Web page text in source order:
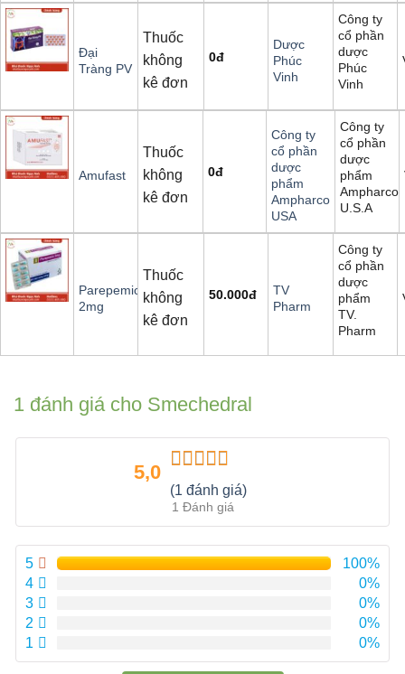
Đại
Tràng PV
Thuốc
không
kê đơn
0đ
Dược
Phúc
Vinh
Công ty
cổ phần
dược
Phúc
Vinh
Amufast
Thuốc
không
kê đơn
0đ
Công ty
cổ phần
dược
phẩm
Ampharco
USA
Công ty
cổ phần
dược
phẩm
Ampharco
U.S.A
Parepemic
2mg
Thuốc
không
kê đơn
50.000đ
TV
Pharm
Công ty
cổ phần
dược
phẩm
TV.
Pharm
1 đánh giá cho Smechedral
5,0
Được xếp
hạng 5.00
sao
(1 đánh giá)
1 Đánh giá
5
100%
4
0%
3
0%
2
0%
1
0%